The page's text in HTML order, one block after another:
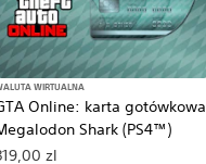
Online: karta gotówkowa
Shark (PS4™)
WIRTUALNA
zl